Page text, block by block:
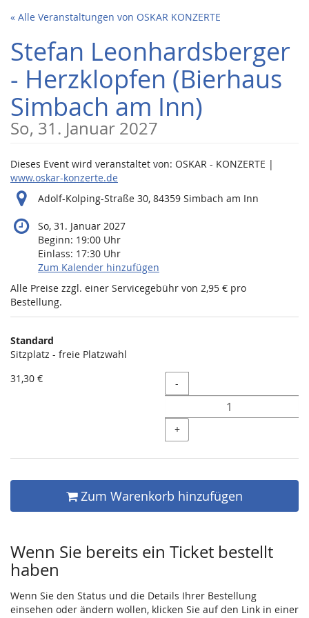
Zum
Inhalt
springen
« Alle Veranstaltungen von OSKAR KONZERTE
Stefan Leonhardsberger
- Herzklopfen (Bierhaus
Simbach am Inn)
So, 31. Januar 2027
Dieses Event wird veranstaltet von: OSKAR - KONZERTE |
www.oskar-konzerte.de
Adolf-Kolping-Straße 30, 84359 Simbach am Inn
So, 31. Januar 2027
Beginn: 19:00 Uhr
Einlass: 17:30 Uhr
Zum Kalender hinzufügen
Alle Preise zzgl. einer Servicegebühr von 2,95 € pro
Bestellung.
Produkte
Unkategorisierte
Produkte
Standard
Sitzplatz - freie Platzwahl
31,30 €
Menge
-
+
Zum Warenkorb hinzufügen
Wenn Sie bereits ein Ticket bestellt
haben
Wenn Sie den Status und die Details Ihrer Bestellung
einsehen oder ändern wollen, klicken Sie auf den Link in einer